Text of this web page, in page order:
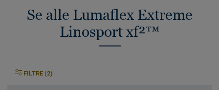
Se alle Lumaflex Extreme
Linosport xf²™
FILTRE (2)